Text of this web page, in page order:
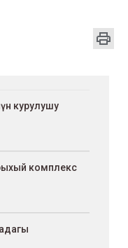
курулушу
комплекс